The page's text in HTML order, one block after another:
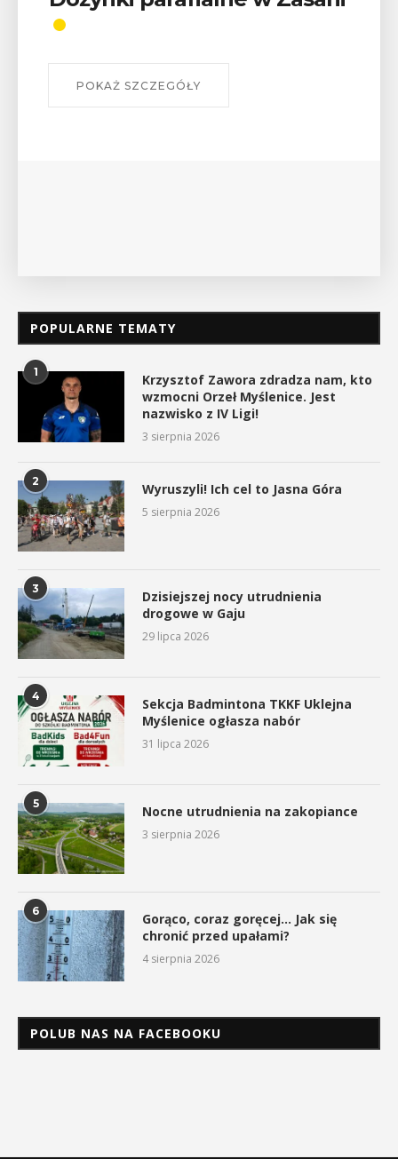
odznaki na myślenickich
W środę 12 sierpnia o godz. 17 w Miejskiej
POPULARNE TEMATY
1
Krzysztof Zawora zdradza nam, kto
wzmocni Orzeł Myślenice. Jest
nazwisko z IV Ligi!
3 sierpnia 2026
2 Wyruszyli! Ich cel to Jasna Góra
5 sierpnia 2026
3
Dzisiejszej nocy utrudnienia
drogowe w Gaju
29 lipca 2026
4
Sekcja Badmintona TKKF Uklejna
Myślenice ogłasza nabór
31 lipca 2026
5 Nocne utrudnienia na zakopiance
3 sierpnia 2026
6
Gorąco, coraz goręcej… Jak się
chronić przed upałami?
4 sierpnia 2026
POLUB NAS NA FACEBOOKU